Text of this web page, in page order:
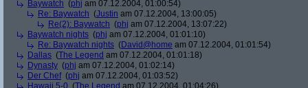
Baywatch (phj am 07.12.2004, 01:00:54)
Re: Baywatch (Justin am 07.12.2004, 13:00:05)
Re(2): Baywatch (phj am 07.12.2004, 13:07:22)
Baywatch nights (phj am 07.12.2004, 01:01:10)
Re: Baywatch nights (David@home am 07.12.2004, 01:01:54)
Dallas (The Legend am 07.12.2004, 01:01:18)
Dynasty (phj am 07.12.2004, 01:02:14)
Der Chef(phj am 07.12.2004, 01:03:52)
Hawaii 5-0 (The Legend am 07.12.2004, 01:04:26)